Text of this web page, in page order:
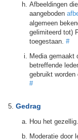
Afbeeldingen
aangeboden
algemeen
gelimiteerd tot)
toegestaan. #
Media gemaakt
betreffende
gebruikt
#
Gedrag
Hou het
Moderatie door